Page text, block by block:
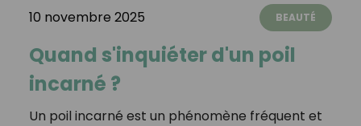
10 novembre 2025 BEAUTÉ
Quand s'inquiéter d'un poil
incarné ?
Un poil incarné est un phénomène fréquent et